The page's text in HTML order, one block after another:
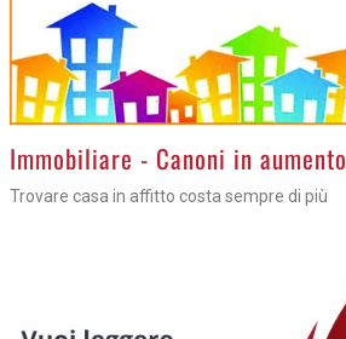
>Immobiliare - Canoni in aumento
Trovare casa in affitto costa sempre di più